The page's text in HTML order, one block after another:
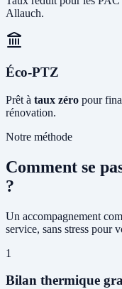
Allauch.
Éco-PTZ
Prêt à taux zéro pour
rénovation.
Notre méthode
Comment se
?
Un accompagnement
service, sans stress pour
1
Bilan thermique